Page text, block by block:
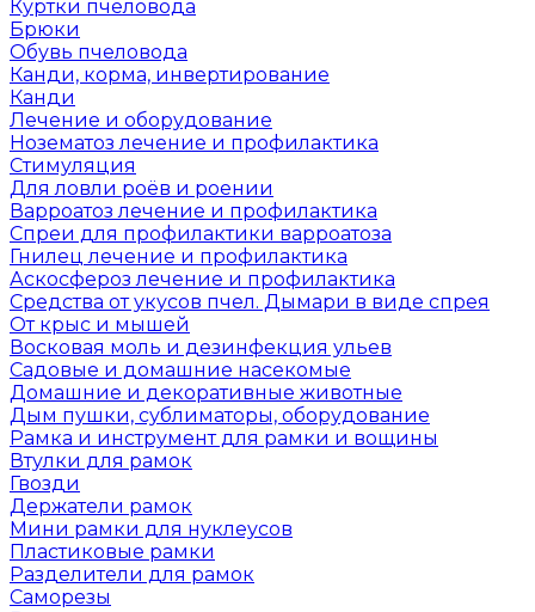
Куртки пчеловода
Брюки
Обувь пчеловода
Канди, корма, инвертирование
Канди
Лечение и оборудование
Нозематоз лечение и профилактика
Стимуляция
Для ловли роёв и роении
Варроатоз лечение и профилактика
Спреи для профилактики варроатоза
Гнилец лечение и профилактика
Аскосфероз лечение и профилактика
Средства от укусов пчел. Дымари в виде спрея
От крыс и мышей
Восковая моль и дезинфекция ульев
Садовые и домашние насекомые
Домашние и декоративные животные
Дым пушки, сублиматоры, оборудование
Рамка и инструмент для рамки и вощины
Втулки для рамок
Гвозди
Держатели рамок
Мини рамки для нуклеусов
Пластиковые рамки
Разделители для рамок
Саморезы